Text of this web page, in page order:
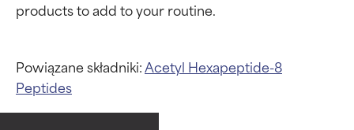
Powiązane składniki:Acetyl Hexapeptide-8
Peptides